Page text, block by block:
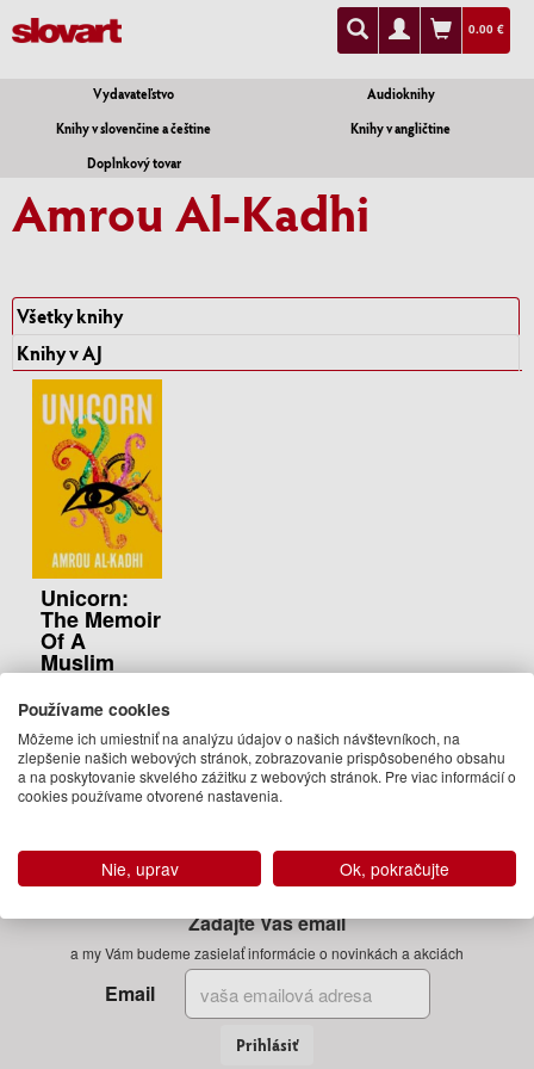
0.00 €
Vydavateľstvo
Audioknihy
Knihy v slovenčine a češtine
Knihy v angličtine
Doplnkový tovar
Amrou Al-Kadhi
Všetky knihy
Knihy v AJ
Unicorn:
The Memoir
Of A
Muslim
Queen
Amrou Al-Kadhi
16.95 €
október 2019
Zadajte Váš email
a my Vám budeme zasielať informácie o novinkách a akciách
Email
Prihlásiť
Používame cookies
Môžeme ich umiestniť na analýzu údajov o našich návštevníkoch, na
zlepšenie našich webových stránok, zobrazovanie prispôsobeného obsahu
a na poskytovanie skvelého zážitku z webových stránok. Pre viac informácií o
cookies používame otvorené nastavenia.
Nie, uprav Ok, pokračujte